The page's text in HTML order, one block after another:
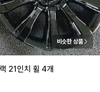
비슷한 상품
21인치 휠 4개